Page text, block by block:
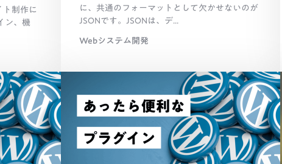
ト制作に
ン、機
に、共通のフォーマットとして欠かせないのが
JSONです。JSONは、デ...
Webシステム開発